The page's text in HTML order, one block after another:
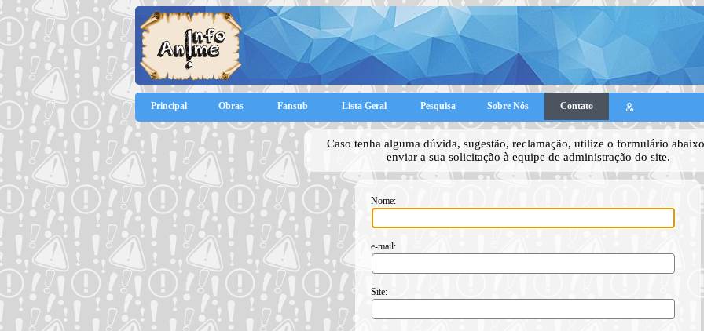
Principal Obras Fansub Lista Geral Pesquisa Sobre Nós Contato
Caso tenha alguma dúvida, sugestão, reclamação, utilize o formulário
enviar a sua solicitação à equipe de administração do site.
Nome:
e-mail:
Site: